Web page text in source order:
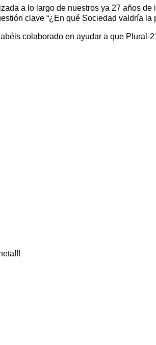
a lo largo de nuestros ya 27 años
clave “¿En qué Sociedad valdría la
colaborado en ayudar a que Plural-